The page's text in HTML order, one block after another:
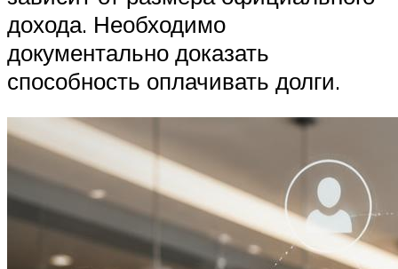
дохода. Необходимо
документально доказать
способность оплачивать долги.